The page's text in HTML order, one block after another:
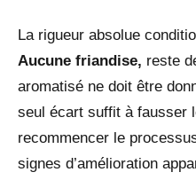
La rigueur absolue
Aucune friandise, reste
aromatisé ne doit être
seul écart suffit à fausser
recommencer le
signes d’amélioration